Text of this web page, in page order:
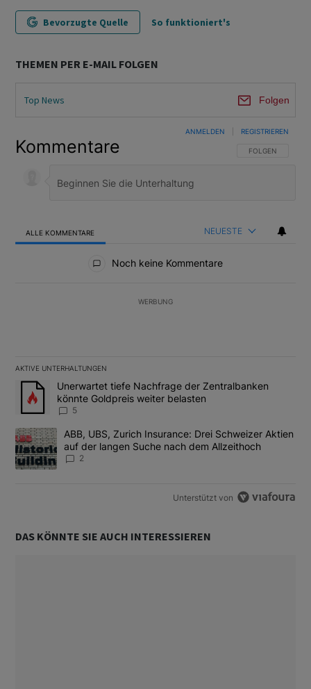
Bevorzugte Quelle So funktioniert's
THEMEN PER E-MAIL FOLGEN
Top News Folgen
Kommentare FOLGE DIESER
FOLGEN
ANMELDEN REGISTRIEREN
ALLE KOMMENTARE NEUESTE
Noch keine Kommentare
WERBUNG
AKTIVE UNTERHALTUNGEN
Das Folgende ist eine Liste der am meisten kommentierten
Ein Trendartikel mit dem Titel "Unerwartet tiefe Nachfrage der
Unerwartet tiefe Nachfrage der Zentralbanken
könnte Goldpreis weiter belasten
5
Ein Trendartikel mit dem Titel "ABB, UBS, Zurich Insurance:
ABB, UBS, Zurich Insurance: Drei Schweizer Aktien
auf der langen Suche nach dem Allzeithoch
2
Unterstützt von
DAS KÖNNTE SIE AUCH INTERESSIEREN